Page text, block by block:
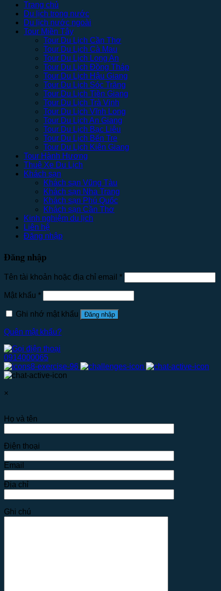
Trang chủ
Du lịch trong nước
Du lịch nước ngoài
Tour Miền Tây
Tour Du Lịch Cần Thơ
Tour Du Lịch Cà Mau
Tour Du Lịch Long An
Tour Du Lịch Đồng Tháp
Tour Du Lịch Hậu Giang
Tour Du Lịch Sóc Trăng
Tour Du Lịch Tiền Giang
Tour Du Lịch Trà Vinh
Tour Du Lịch Vĩnh Long
Tour Du Lịch An Giang
Tour Du Lịch Bạc Liêu
Tour Du Lịch Bến Tre
Tour Du Lịch Kiên Giang
Tour Hành Hương
Thuê Xe Du Lịch
Khách sạn
Khách sạn Vũng Tàu
Khách sạn Nha Trang
Khách sạn Phú Quốc
Khách sạn Cần Thơ
Kinh nghiệm du lịch
Liên hệ
Đăng nhập
Đăng nhập
Tên tài khoản hoặc địa chỉ email *
Mật khẩu *
Ghi nhớ mật khẩu Đăng nhập
Quên mật khẩu?
0914000065
×
Họ và tên
Điện thoại
Email
Địa chỉ
Ghi chú